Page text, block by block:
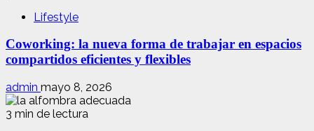
Lifestyle
Coworking: la nueva forma de trabajar en espacios
compartidos eficientes y flexibles
admin mayo 8, 2026
3 min de lectura